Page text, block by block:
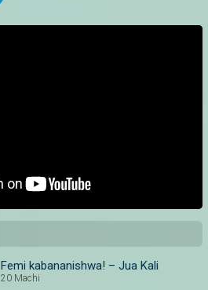
Femi kabananishwa! – Jua Kali
20 Machi